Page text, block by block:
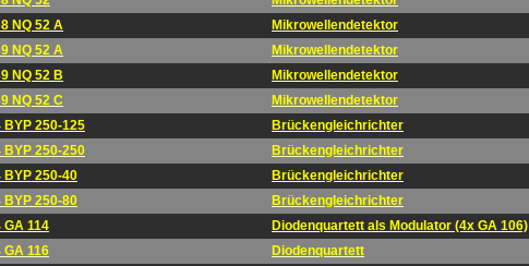
NQ 52 A
Mikrowellendetektor
NQ 52 A
Mikrowellendetektor
NQ 52 B
Mikrowellendetektor
NQ 52 C
Mikrowellendetektor
BYP 250-125
Brückengleichrichter
BYP 250-250
Brückengleichrichter
BYP 250-40
Brückengleichrichter
BYP 250-80
Brückengleichrichter
GA 114
Diodenquartett als Modulator (4x GA 106)
GA 116
Diodenquartett